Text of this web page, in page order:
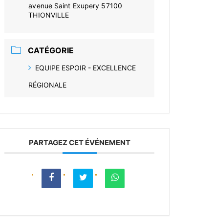
avenue Saint Exupery 57100
THIONVILLE
CATÉGORIE
EQUIPE ESPOIR - EXCELLENCE
RÉGIONALE
PARTAGEZ CET ÉVÉNEMENT